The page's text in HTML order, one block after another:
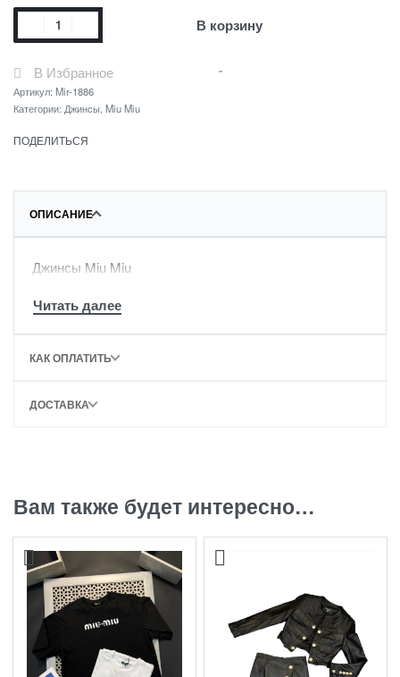
В корзину
В Избранное
Артикул: Mir-1886
Категории: Джинсы Miu Miu
ПОДЕЛИТЬСЯ
ОПИСАНИЕ
Джинсы Miu Miu
КАК ОПЛАТИТЬ
ДОСТАВКА
Вам также будет интересно…